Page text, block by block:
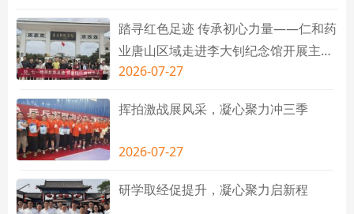
踏寻红色足迹 传承初心力量——仁和药
业唐山区域走进李大钊纪念馆开展主题
研学
2026-07-27
挥拍激战展风采，凝心聚力冲三季
2026-07-27
研学取经促提升，凝心聚力启新程